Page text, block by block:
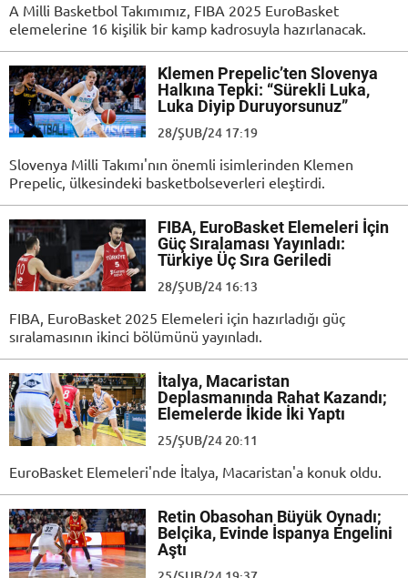
A Milli Basketbol Takımımız, FIBA 2025 EuroBasket
elemelerine 16 kişilik bir kamp kadrosuyla hazırlanacak.
Klemen Prepelic’ten Slovenya
Halkına Tepki: “Sürekli Luka,
Luka Diyip Duruyorsunuz”
28/ŞUB/24 17:19
Slovenya Milli Takımı'nın önemli isimlerinden Klemen
Prepelic, ülkesindeki basketbolseverleri eleştirdi.
FIBA, EuroBasket Elemeleri İçin
Güç Sıralaması Yayınladı:
Türkiye Üç Sıra Geriledi
28/ŞUB/24 16:13
FIBA, EuroBasket 2025 Elemeleri için hazırladığı güç
sıralamasının ikinci bölümünü yayınladı.
İtalya, Macaristan
Deplasmanında Rahat Kazandı;
Elemelerde İkide İki Yaptı
25/ŞUB/24 20:11
EuroBasket Elemeleri'nde İtalya, Macaristan'a konuk oldu.
Retin Obasohan Büyük Oynadı;
Belçika, Evinde İspanya Engelini
Aştı